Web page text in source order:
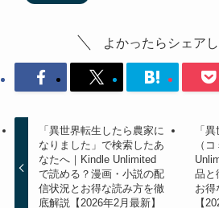
よかったらシェアし
「異世界転生したら農家に
なりました」で検索したあ
なたへ｜Kindle Unlimited
で読める？漫画・小説の配
信状況とお得な読み方を徹
底解説【2026年2月最新】
「
（
品と
お得
【